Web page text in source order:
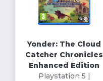
Yonder: The Cloud
Catcher Chronicles
Enhanced Edition
Playstation 5 |